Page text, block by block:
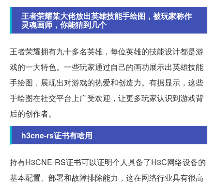
王者荣耀某大佬放出英雄技能手绘图，被玩家称作
灵魂画师，你能猜到几个
王者荣耀拥有九十多名英雄，每位英雄的技能设计都是游
戏的一大特色。一些玩家通过自己的画功展示出英雄技能
手绘图，展现出对游戏的热爱和创造力。有据显示，这些
手绘图在社交平台上广受欢迎，让更多玩家认识到游戏背
后的创作者。
h3cne-rs证书有啥用
持有H3CNE-RS证书可以证明个人具备了H3C网络设备的
基本配置、部署和故障排除能力，这在网络行业具有很高